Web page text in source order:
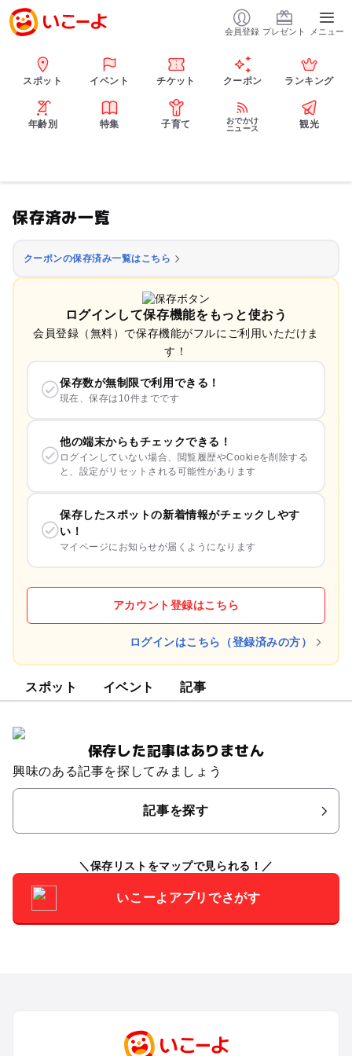
会員登録 プレゼント メニュー
スポット イベント チケット クーポン ランキング
年齢別 特集 子育て
おでかけ
ニュース
観光
保存済み一覧
クーポンの保存済み一覧はこちら
ログインして保存機能をもっと使おう
会員登録（無料）で保存機能がフルにご利用いただけま
す！
保存数が無制限で利用できる！
現在、保存は10件までです
他の端末からもチェックできる！
ログインしていない場合、閲覧履歴やCookieを削除する
と、設定がリセットされる可能性があります
保存したスポットの新着情報がチェックしやす
い！
マイページにお知らせが届くようになります
アカウント登録はこちら
ログインはこちら（登録済みの方）
スポット イベント 記事
保存した記事はありません
興味のある記事を探してみましょう
記事を探す
保存リストをマップで見られる！
いこーよアプリでさがす